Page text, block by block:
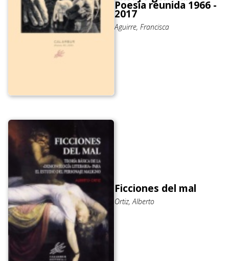
Poesía reunida 1966 -
2017
Aguirre, Francisca
Ficciones del mal
Ortiz, Alberto